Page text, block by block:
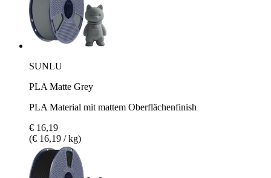
SUNLU
PLA Matte Grey
PLA Material mit mattem Oberflächenfinish
€ 16,19
(€ 16,19 / kg)